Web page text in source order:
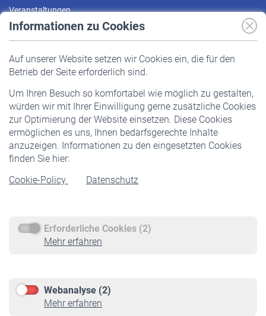
Informationen zu Cookies
Auf unserer Website setzen wir Cookies ein, die für den
Betrieb der Seite erforderlich sind.
Um Ihren Besuch so komfortabel wie möglich zu gestalten,
würden wir mit Ihrer Einwilligung gerne zusätzliche Cookies
zur Optimierung der Website einsetzen. Diese Cookies
ermöglichen es uns, Ihnen bedarfsgerechte Inhalte
anzuzeigen. Informationen zu den eingesetzten Cookies
finden Sie hier:
Cookie-Policy
Datenschutz
Erforderliche Cookies (2)
Mehr erfahren
Webanalyse (2)
Mehr erfahren
Veranstaltungen
Pflichtversicherung
Staatliche Förderung
Veranstaltungen
Rentner
Rentenbeginn
Rente beantragen
Service
Informationen
Online-Rechner
VBLnewsletter